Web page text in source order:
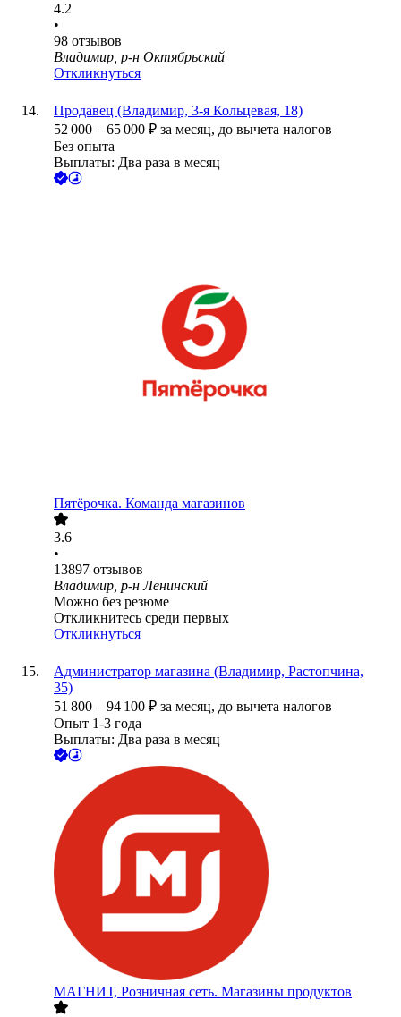
4.2
•
98 отзывов
Владимир, р-н Октябрьский
Откликнуться
Продавец (Владимир, 3-я Кольцевая, 18)
52 000 – 65 000 ₽ за месяц, до вычета налогов
Без опыта
Выплаты: Два раза в месяц
Пятёрочка. Команда магазинов
3.6
•
13897 отзывов
Владимир, р-н Ленинский
Можно без резюме
Откликнитесь среди первых
Откликнуться
Администратор магазина (Владимир, Растопчина,
35)
51 800 – 94 100 ₽ за месяц, до вычета налогов
Опыт 1-3 года
Выплаты: Два раза в месяц
МАГНИТ, Розничная сеть. Магазины продуктов